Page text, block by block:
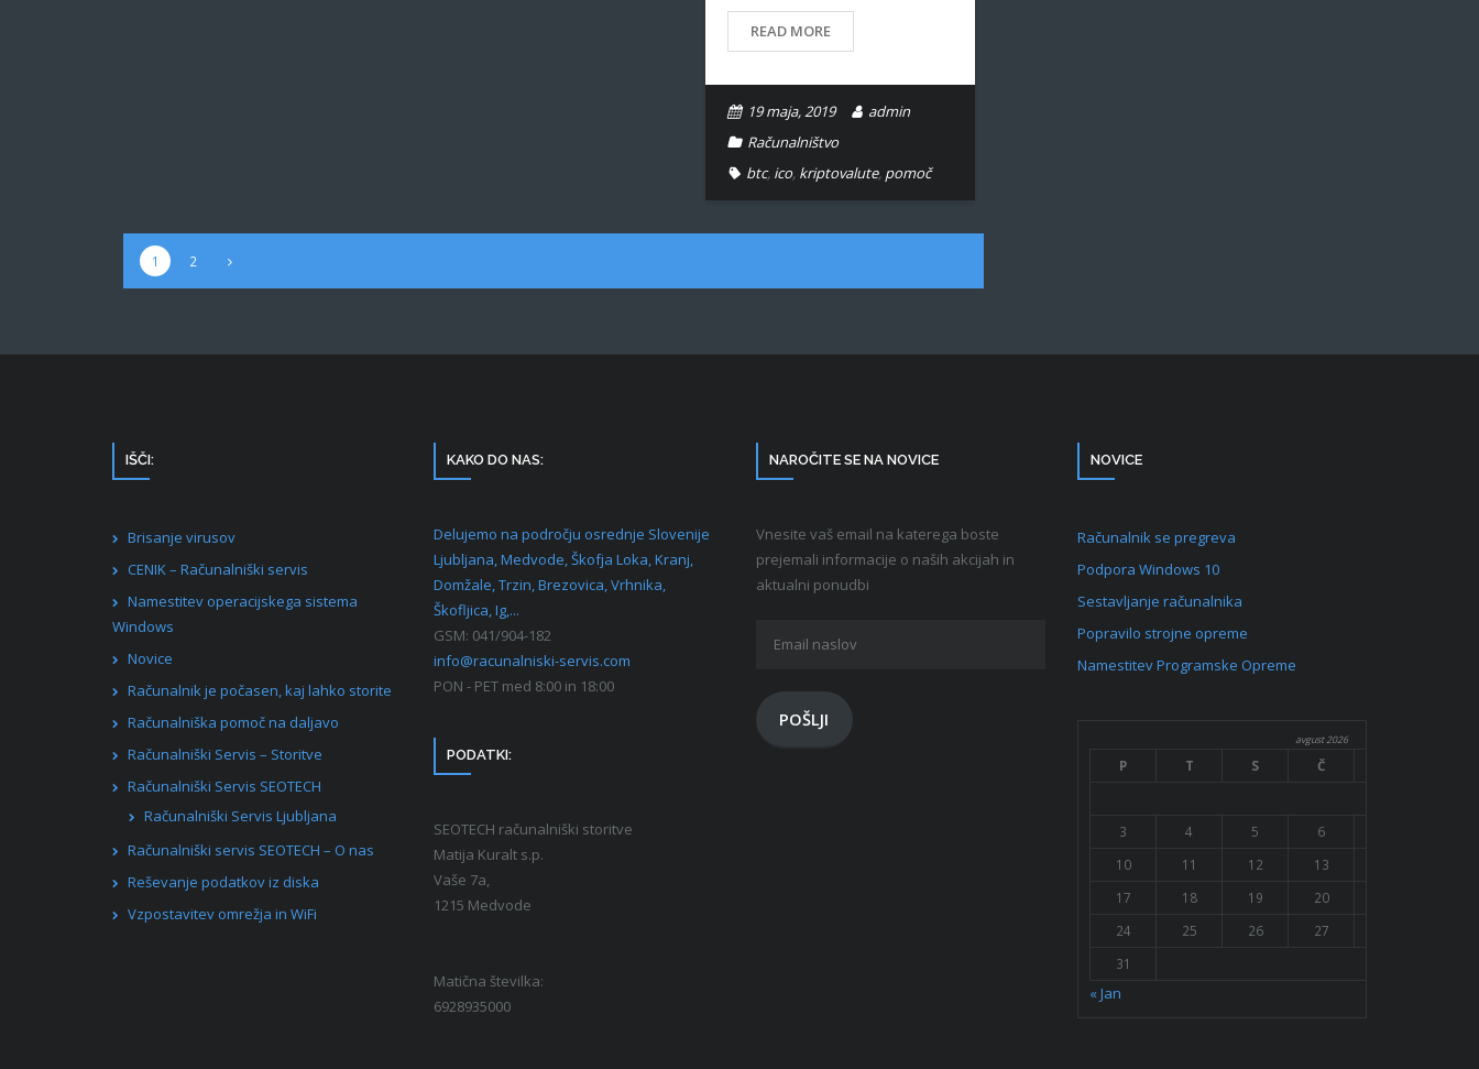
READ MORE
19 maja, 2019
admin
Računalništvo
btc, ico, kriptovalute, pomoč
1 2
IŠČI:
Brisanje virusov
CENIK – Računalniški servis
Namestitev operacijskega sistema
Windows
Novice
Računalnik je počasen, kaj lahko storite
Računalniška pomoč na daljavo
Računalniški Servis – Storitve
Računalniški Servis SEOTECH
Računalniški Servis Ljubljana
Računalniški servis SEOTECH – O nas
Reševanje podatkov iz diska
Vzpostavitev omrežja in WiFi
KAKO DO NAS:
Delujemo na področju osrednje Slovenije
Ljubljana, Medvode, Škofja Loka, Kranj,
Domžale, Trzin, Brezovica, Vrhnika,
Škofljica, Ig,...
GSM: 041/904-182
info@racunalniski-servis.com
PON - PET med 8:00 in 18:00
PODATKI:
SEOTECH računalniški storitve
Matija Kuralt s.p.
Vaše 7a,
1215 Medvode
Matična številka:
6928935000
NAROČITE SE NA NOVICE
Vnesite vaš email na katerega boste
prejemali informacije o naših akcijah in
aktualni ponudbi
naslov
POŠLJI
NOVICE
Računalnik se pregreva
Podpora Windows 10
Sestavljanje računalnika
Popravilo strojne opreme
Namestitev Programske Opreme
avgust 2026
P T S Č
3
4 5 6
10
11 12 13
17
18 19 20
24
25 26 27
31
« Jan